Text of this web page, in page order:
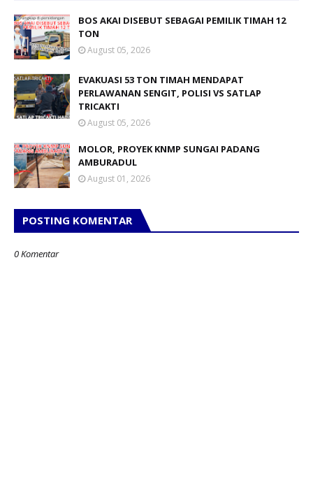
BOS AKAI DISEBUT SEBAGAI PEMILIK TIMAH 12
TON
August 05, 2026
EVAKUASI 53 TON TIMAH MENDAPAT
PERLAWANAN SENGIT, POLISI VS SATLAP
TRICAKTI
August 05, 2026
MOLOR, PROYEK KNMP SUNGAI PADANG
AMBURADUL
August 01, 2026
POSTING KOMENTAR
0 Komentar